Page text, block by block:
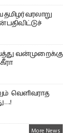
வரலாறு
வன்முறைக்கு
வெளிவராத
More News